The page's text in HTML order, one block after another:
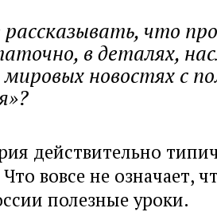
что
в деталях,
мировых новостях с
действительно
вовсе не означает,
полезные уроки.